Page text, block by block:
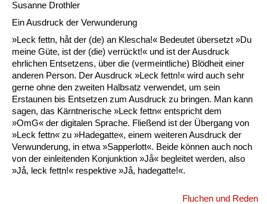
Susanne Drothler
Ein Ausdruck der Verwunderung
»Leck fettn, håt der (de) an Klescha!« Bedeutet übersetzt »Du
meine Güte, ist der (die) verrückt!« und ist der Ausdruck
ehrlichen Entsetzens, über die (vermeintliche) Blödheit einer
anderen Person. Der Ausdruck »Leck fettn!« wird auch sehr
gerne ohne den zweiten Halbsatz verwendet, um sein
Erstaunen bis Entsetzen zum Ausdruck zu bringen. Man kann
sagen, das Kärntnerische »Leck fettn« entspricht dem
»OmG« der digitalen Sprache. Fließend ist der Übergang von
»Leck fettn« zu »Hadegatte«, einem weiteren Ausdruck der
Verwunderung, in etwa »Sapperlott«. Beide können auch noch
von der einleitenden Konjunktion »Jå« begleitet werden, also
»Jå, leck fettn!« respektive »Jå, hadegatte!«.
Fluchen und Reden